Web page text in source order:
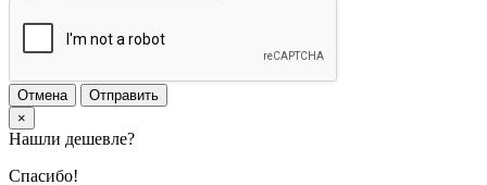
Отмена
Отправить
×
Нашли дешевле?
Спасибо!